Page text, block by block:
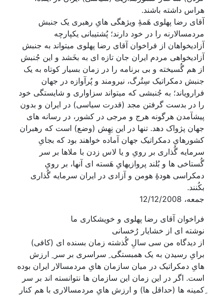
هراس داشته باشند.
آقای رضا پهلوی هَمۀِ ویژهگی هایِ رهبری یک جنبش
مردمسالارنه را در خود دارند؛ پُشتیبانی یکپارچه
آزادیخواهان از فراخوان آقای رضا پهلوی میتواند به جنبش
آزادیخواهی مردم ایران جان تازه ای به بخَشد و این جُنبش
از هم گُسیخته و بی برنامه را در زمان بسیار کوتاه به یک
جنبش دمکراتیک سِتُرگ، نیرومند و پُرآوازه در جهان
فرارویاند؛ به جُنبشی که میتواند سزاواری و شایستگی خود
را در بدست گرفتن مجد (قدرت سیاسی) در ایران و بدون
پیشآمدن هرگونه هرج و مرجی در کشور، در رسانه های
جهان پژواک دهد. تنها در این نِهِش (وضع) است که رهبران
کشورهایِ دمکراتیک جهان آماده خواهند بود که بجایِ
سرمایه گُذاری بر رویِ و یا لاس زدن با ملاها بر سر
گُستاخی ها و بُلند پروازیهایِ هَسته ای آنها، بر رویِ
دمکراسی هودۀِ هومن و آزادی در ایران سرمایه گُذاری
بکُنند.
‏جمعه‏، 2008‏/12‏/12
فراخوان آقای رضا پهلوی و خویشکاری ما
نوشته ای از خشایار رُخسانی
از دیدگاه من سی سالِ گُذشته زمان بسنده ای (کافی)
برایِ رسیدن به یک همبستگی ِ سراسری بر سر ِ ارزش
هایِ دمکراتیک در میان سازمان هایِ مردمسالار ایران بوده
است. اگر در این زمان این سازمان ها نتوانسته اند بر سر
ِکمینه ها (حداقل ها) و ارزش هایِ مردمسالاری با هم کنار